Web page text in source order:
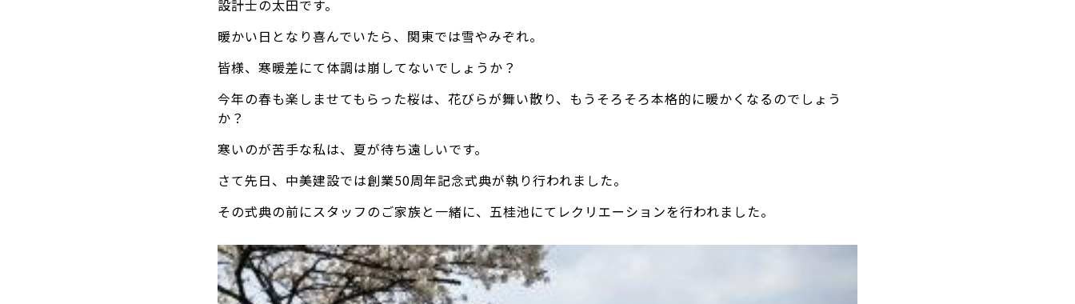
設計士の太田です。
暖かい日となり喜んでいたら、関東では雪やみぞれ。
皆様、寒暖差にて体調は崩してないでしょうか？
今年の春も楽しませてもらった桜は、花びらが舞い散り、もうそろそろ本格的に暖かくなるのでしょう
か？
寒いのが苦手な私は、夏が待ち遠しいです。
さて先日、中美建設では創業50周年記念式典が執り行われました。
その式典の前にスタッフのご家族と一緒に、五桂池にてレクリエーションを行われました。